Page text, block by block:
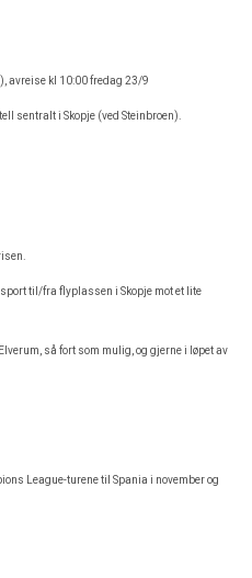
avreise kl 10:00 fredag 23/9
sentralt i Skopje (ved Steinbroen).
til/fra flyplassen i Skopje mot et lite
så fort som mulig, og gjerne i løpet av
League-turene til Spania i november og